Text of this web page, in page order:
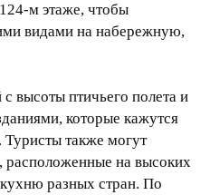
м этаже, чтобы
видами на набережную,
высоты птичьего полета и
которые кажутся
Туристы также могут
расположенные на высоких
разных стран. По